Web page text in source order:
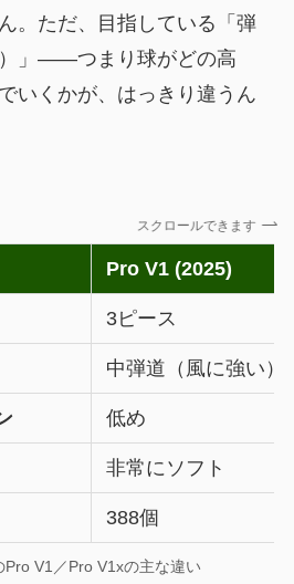
。ただ、目指している「弾
」——つまり球がどの高
いくかが、はっきり違うん
スクロールできます
Pro V1 (2025)
3ピース
中弾道（風に強い）
低め
非常にソフト
388個
Pro V1／Pro V1xの主な違い